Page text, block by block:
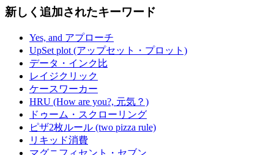
新しく追加されたキーワード
Yes, and アプローチ
UpSet plot (アップセット・プロット)
データ・インク比
レイジクリック
ケースワーカー
HRU (How are you?, 元気？)
ドゥーム・スクローリング
ピザ2枚ルール (two pizza rule)
リキッド消費
マグニフィセント・セブン